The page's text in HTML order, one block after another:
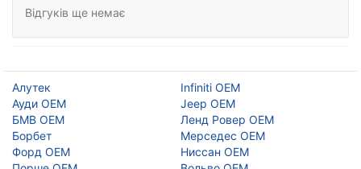
Відгуків ще немає
Алутек
Ауди ОЕМ
БМВ ОЕМ
Борбет
Форд ОЕМ
Infiniti OEM
Jeep OEM
Ленд Ровер ОЕМ
Мерседес ОЕМ
Ниссан ОЕМ